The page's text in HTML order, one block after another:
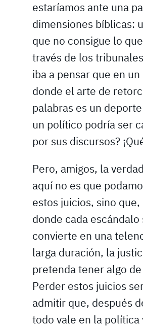
estaríamos ante una
dimensiones bíblicas:
que no consigue lo
través de los
iba a pensar que en un
donde el arte de
palabras es un
un político podría ser
por sus discursos?
Pero, amigos, la
aquí no es que
estos juicios, sino que,
donde cada escándalo
convierte en una
larga duración, la
pretenda tener algo
Perder estos juicios
admitir que, después
todo vale en la política